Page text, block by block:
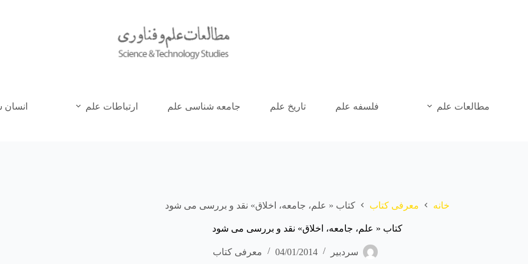
مطالعات علم فلسفه علم تاریخ علم جامعه شناسی علم ارتباطات علم
خانه معرفی کتاب کتاب « علم، جامعه، اخلاق» نقد و بررسی می شود
کتاب « علم، جامعه، اخلاق» نقد و بررسی می شود
سردبیر 04/01/2014 معرفی کتاب